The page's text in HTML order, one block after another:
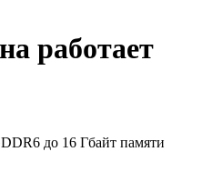
работает
до 16 Гбайт памяти